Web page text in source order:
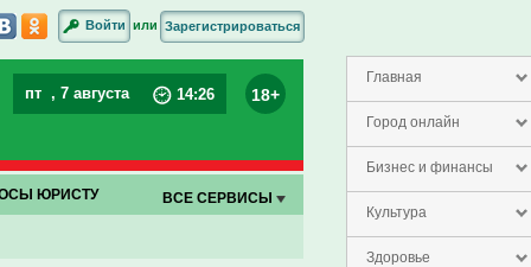
Главная
Город онлайн
Бизнес и финансы
Культура
Здоровье
Войти или Зарегистрироваться
пт , 7 августа 14:26 18+
ЮРИСТУ ВСЕ СЕРВИСЫ